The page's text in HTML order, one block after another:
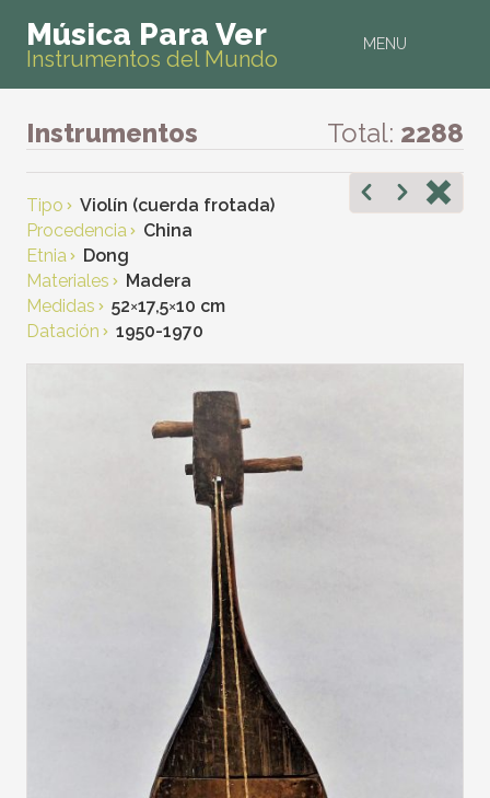
MENU
Música Para Ver
Instrumentos del Mundo
Instrumentos Total: 2288
Tipo
Violín (cuerda frotada)
Procedencia
China
Etnia
Dong
Materiales
Madera
Medidas
52×17,5×10 cm
Datación
1950-1970